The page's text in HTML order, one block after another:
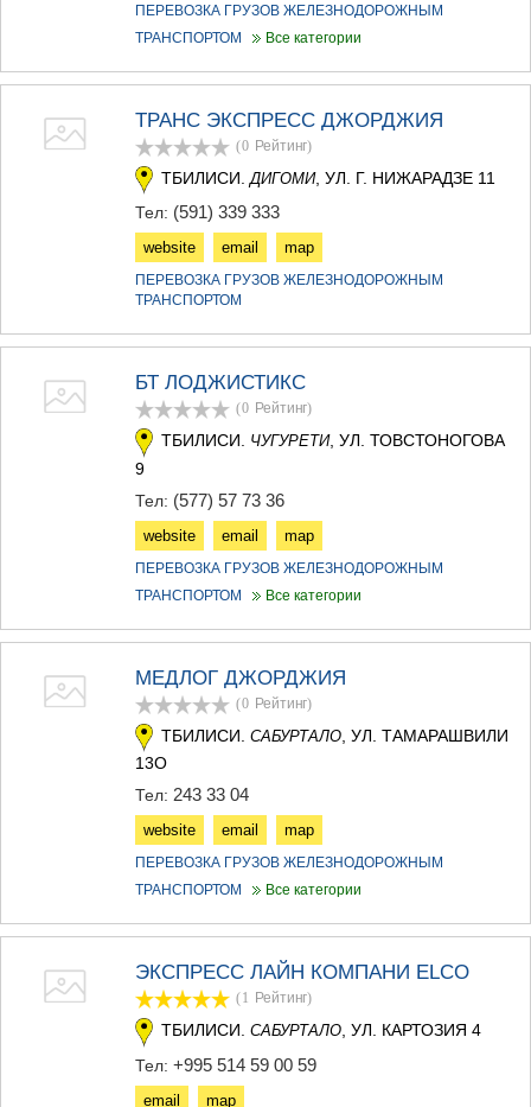
ПЕРЕВОЗКА ГРУЗОВ ЖЕЛЕЗНОДОРОЖНЫМ
ТРАНСПОРТОМ
Все категории
ТРАНС ЭКСПРЕСС ДЖОРДЖИЯ
(0 Рейтинг)
ТБИЛИСИ. ДИГОМИ, УЛ. Г. НИЖАРАДЗЕ 11
Тел: (591) 339 333
website email map
ПЕРЕВОЗКА ГРУЗОВ ЖЕЛЕЗНОДОРОЖНЫМ
ТРАНСПОРТОМ
БТ ЛОДЖИСТИКС
(0 Рейтинг)
ТБИЛИСИ. ЧУГУРЕТИ, УЛ. ТОВСТОНОГОВА
9
Тел: (577) 57 73 36
website email map
ПЕРЕВОЗКА ГРУЗОВ ЖЕЛЕЗНОДОРОЖНЫМ
ТРАНСПОРТОМ
Все категории
МЕДЛОГ ДЖОРДЖИЯ
(0 Рейтинг)
ТБИЛИСИ. САБУРТАЛО , УЛ. ТАМАРАШВИЛИ
13О
Тел: 243 33 04
website email map
ПЕРЕВОЗКА ГРУЗОВ ЖЕЛЕЗНОДОРОЖНЫМ
ТРАНСПОРТОМ
Все категории
ЭКСПРЕСС ЛАЙН КОМПАНИ ELCO
(1 Рейтинг)
ТБИЛИСИ. САБУРТАЛО, УЛ. КАРТОЗИЯ 4
Тел: +995 514 59 00 59
email map